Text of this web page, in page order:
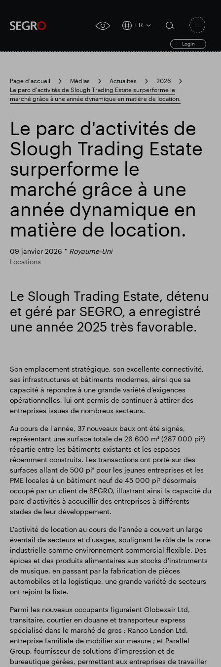
accessibility
FR
Login
search
form
Search
for
Dégager
Recherche populaire
Responsable SEGRO
Domaine commercial de Slough
Résultats financiers Mise à jour commerciale
toggle
Page d'accueil Médias Actualités
2026
Le parc d'activités de Slough Trading Estate surperforme le
marché grâce à une année dynamique en matière de location.
Le parc d'activités de
Slough Trading Estate
surperforme le
marché grâce à une
année dynamique en
matière de location.
09 janvier 2026
Royaume-Uni
Locations
Le Slough Trading Estate, détenu
et géré par SEGRO, a enregistré
une année 2025 très favorable.
Son emplacement stratégique, son excellente connectivité,
ses infrastructures et bâtiments modernes, ainsi que sa
capacité à répondre à une grande variété d'exigences
opérationnelles, lui ont permis de continuer à attirer des
entreprises issues de nombreux secteurs.
Au cours de l'année, 37 nouveaux baux ont été signés,
représentant une surface totale de 26 600 m² (287 000 pi²)
répartie entre les bâtiments existants et les espaces
récemment construits. Les transactions ont porté sur des
surfaces allant de 500 pi² pour les jeunes entreprises et les
PME locales à un bâtiment neuf de 45 000 pi² désormais
occupé par un client de SEGRO, illustrant ainsi la capacité du
parc d'activités à accueillir des entreprises à différents
stades de leur développement.
L'activité de location au cours de l'année a couvert un large
éventail de secteurs et d'usages, soulignant le rôle de la zone
industrielle comme environnement commercial flexible. Des
épices et des produits alimentaires aux stocks d'instruments
de musique, en passant par la fabrication de pièces
automobiles et la logistique, une grande variété de secteurs
ont rejoint la liste.
Parmi les nouveaux occupants figuraient Globexair Ltd,
transitaire, courtier en douane et transporteur express
spécialisé dans le marché de gros ; Ranco London Ltd,
entreprise familiale de mobilier sur mesure ; et Parallel
Group, fournisseur de solutions d’impression et de
bureautique gérées, permettant aux entreprises de travailler